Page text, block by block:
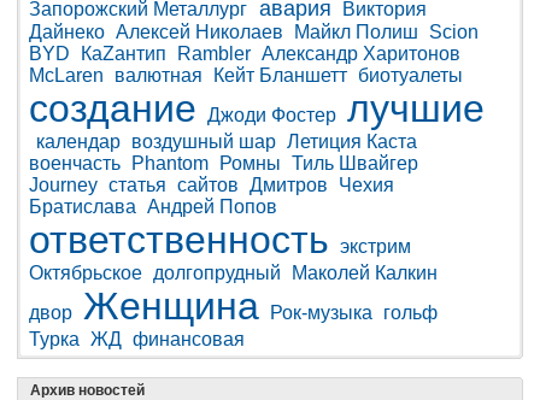
Запорожский Металлург авария
Виктория
Дайнеко Алексей Николаев Майкл Полиш
Scion
BYD
КаZантип Rambler Александр Харитонов
McLaren
валютная Кейт Бланшетт биотуалеты
создание Джоди Фостер лучшие
календар воздушный шар Летиция Каста
военчасть
Phantom Ромны Тиль Швайгер
Journey статья сайтов Дмитров
Чехия
Братислава Андрей Попов
ответственность экстрим
Октябрьское долгопрудный
Маколей Калкин
двор Женщина Рок-музыка
гольф
Турка ЖД финансовая
Архив новостей